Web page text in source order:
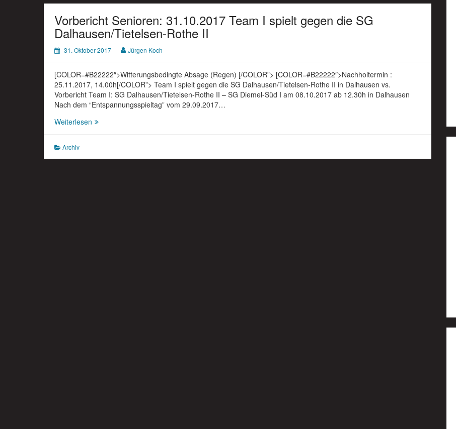
Vorbericht Senioren: 31.10.2017 Team I spielt gegen die SG
Dalhausen/Tietelsen-Rothe II
31. Oktober 2017 Jürgen Koch
[COLOR=#B22222″>Witterungsbedingte Absage (Regen) [/COLOR”> [COLOR=#B22222″>Nachholtermin :
25.11.2017, 14.00h[/COLOR”> Team I spielt gegen die SG Dalhausen/Tietelsen-Rothe II in Dalhausen vs.
Vorbericht Team I: SG Dalhausen/Tietelsen-Rothe II – SG Diemel-Süd I am 08.10.2017 ab 12.30h in Dalhausen
Nach dem “Entspannungsspieltag” vom 29.09.2017…
Weiterlesen Vorbericht
I
Archiv